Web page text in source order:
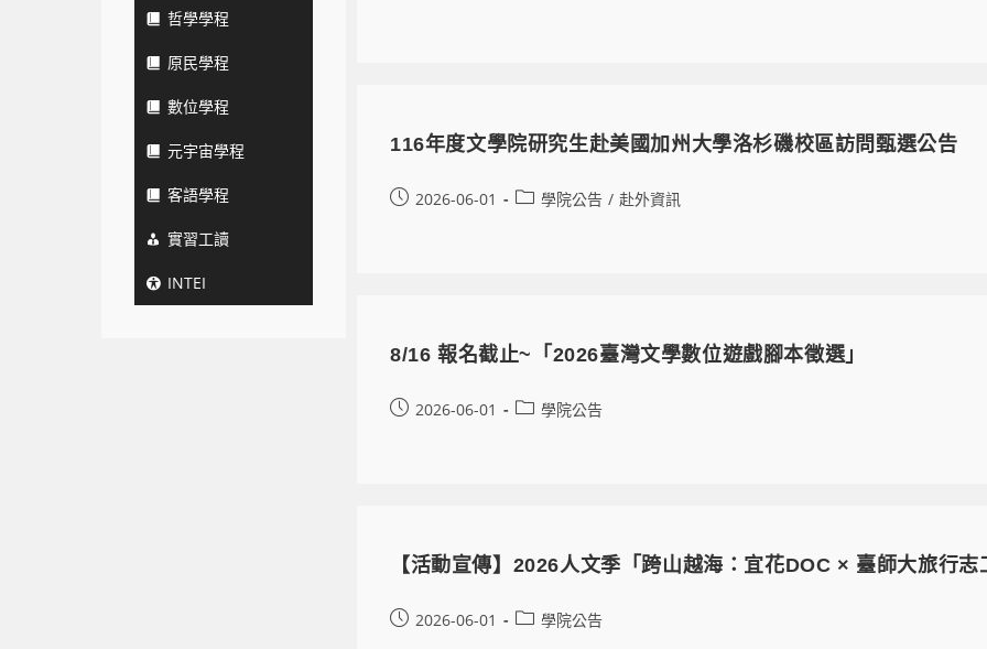
哲學學程
原民學程
數位學程
元宇宙學程
客語學程
實習工讀
INTEI
116年度文學院研究生赴美國加州大學洛杉磯校區訪問甄選公告
2026-06-01 學院公告 / 赴外資訊
8/16 報名截止~「2026臺灣文學數位遊戲腳本徵選」
2026-06-01 學院公告
【活動宣傳】2026人文季「跨山越海：宜花DOC × 臺師大旅行志
2026-06-01 學院公告